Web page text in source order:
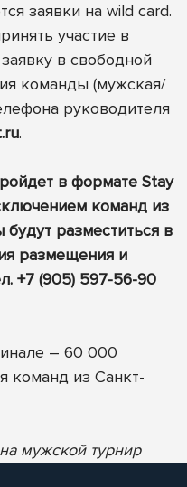
заявки на wild card.
участие в
в свободной
команды (мужская/
руководителя
.
в формате Stay
команд из
разместиться в
размещения и
+7 (905) 597-56-90
– 60 000
команд из Санкт-
мужской турнир